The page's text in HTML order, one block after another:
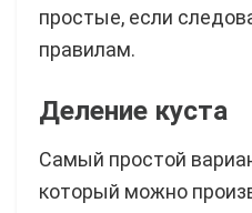
простые, если
правилам.
Деление куста
Самый простой
который можно